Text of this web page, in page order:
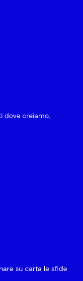
dove creiamo,
su carta le sfide